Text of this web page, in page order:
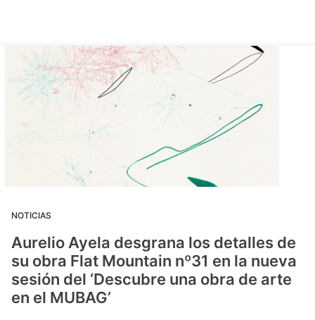
NOTICIAS
Aurelio Ayela desgrana los detalles de
su obra Flat Mountain nº31 en la nueva
sesión del ‘Descubre una obra de arte
en el MUBAG’